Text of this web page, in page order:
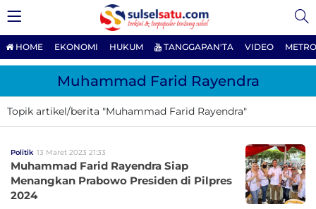
HOME EKONOMI HUKUM TANGGAPAN'TA VIDEO
Muhammad Farid Rayendra
Topik artikel/berita "Muhammad Farid Rayendra"
Politik 13 Maret 2023 21:33
Muhammad Farid Rayendra Siap
Menangkan Prabowo Presiden di Pilpres
2024